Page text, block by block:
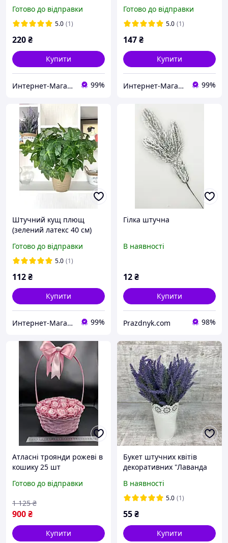
Готово до відправки
5.0 (1)
220₴
Купити
Интернет-Магазин искусственных цветов Kvitochky 99%
Готово до відправки
5.0 (1)
147₴
Купити
Интернет-Магазин искусственных цветов Kvitochky 99%
Штучний кущ плющ
(зелений латекс 40 см)
Готово до відправки
5.0 (1)
112₴
Купити
Интернет-Магазин искусственных цветов Kvitochky 99%
Гілка штучна
В наявності
12₴
Купити
Prazdnyk.com 98%
Атласні троянди рожеві в
кошику 25 шт
Готово до відправки
900₴
1 125 ₴
Купити
Букет штучних квітів
декоративних "Лаванда
В наявності
5.0 (1)
55₴
Купити